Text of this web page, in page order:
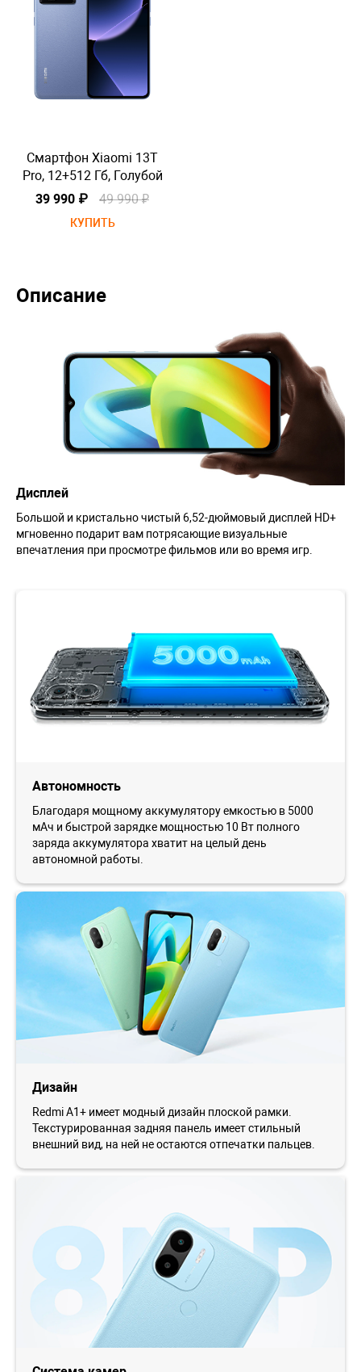
Смартфон Xiaomi 13T
Pro, 12+512 Гб, Голубой
39 990 ₽
49 990 ₽
КУПИТЬ
Описание
Дисплей
Большой и кристально чистый 6,52-дюймовый дисплей HD+
мгновенно подарит вам потрясающие визуальные
впечатления при просмотре фильмов или во время игр.
Автономность
Благодаря мощному аккумулятору емкостью в 5000
мАч и быстрой зарядке мощностью 10 Вт полного
заряда аккумулятора хватит на целый день
автономной работы.
Дизайн
Redmi A1+ имеет модный дизайн плоской рамки.
Текстурированная задняя панель имеет стильный
внешний вид, на ней не остаются отпечатки пальцев.